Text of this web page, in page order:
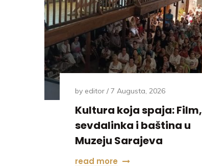
by editor 7 Augusta, 2026
Kultura koja spaja: Film,
sevdalinka i baština u
Muzeju Sarajeva
read more